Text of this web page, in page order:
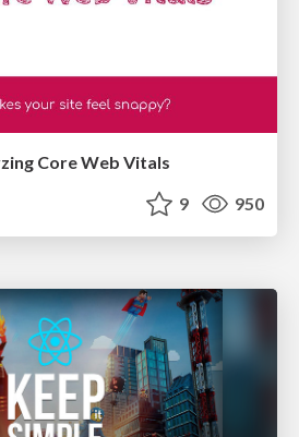
Core Web Vitals
9 950